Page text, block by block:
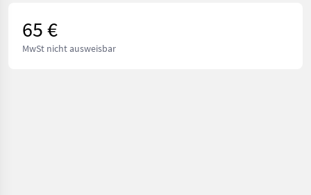
65 €
MwSt nicht ausweisbar